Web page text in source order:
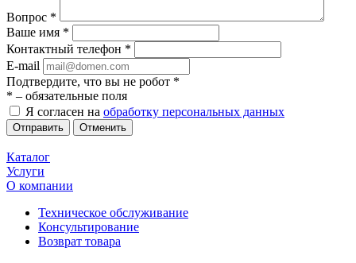
Вопрос *
Ваше имя *
Контактный телефон *
E-mail
Подтвердите, что вы не робот *
* – обязательные поля
Я согласен на обработку персональных данных
Отменить
Каталог
Услуги
О компании
Техническое обслуживание
Консультирование
Возврат товара